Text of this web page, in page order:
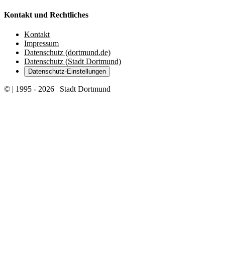
Kontakt und Rechtliches
Kontakt
Impressum
Datenschutz (dortmund.de)
Datenschutz (Stadt Dortmund)
Datenschutz-Einstellungen
© | 1995 - 2026 | Stadt Dortmund